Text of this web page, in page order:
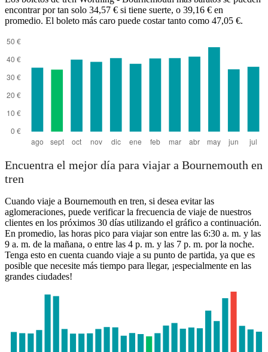
Worthing
Bournemouth
encontrar por tan solo 34,57 € si tiene suerte, o 39,16 € en
promedio. El boleto más caro puede costar tanto como 47,05 €.
Encuentra el mejor día para viajar a Bournemouth en
tren
Cuando viaje a Bournemouth en tren, si desea evitar las
aglomeraciones, puede verificar la frecuencia de viaje de nuestros
clientes en los próximos 30 días utilizando el gráfico a continuación.
En promedio, las horas pico para viajar son entre las 6:30 a. m. y las
9 a. m. de la mañana, o entre las 4 p. m. y las 7 p. m. por la noche.
Tenga esto en cuenta cuando viaje a su punto de partida, ya que es
posible que necesite más tiempo para llegar, ¡especialmente en las
grandes ciudades!